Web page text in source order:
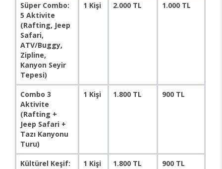
Süper Combo:
5 Aktivite
(Rafting, Jeep
Safari,
ATV/Buggy,
Zipline,
Kanyon Seyir
Tepesi)
1 Kişi 2.000 TL 1.000 TL
Combo 3
Aktivite
(Rafting +
Jeep Safari +
Tazı Kanyonu
Turu)
1 Kişi 1.800 TL 900 TL
Kültürel Keşif:
1 Kişi 1.800 TL 900 TL